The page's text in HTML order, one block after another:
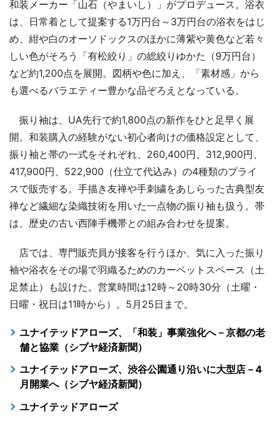
和装メーカー「山石（やまいし）」がプロデュース。浴衣
は、日常着として提案する1万円台～3万円台の浴衣をはじ
め、紺や白のオーソドックスのほかに薄紫や黄色など若々
しい色がそろう「有松絞り」の総絞りゆかた（9万円台）
など約1,200点を展開。図柄や色に加え、「素材感」から
も選べるバラエティー豊かな品ぞろえとなっている。
振り袖は、UA先行で約1,800点の新作をひと足早く展
開。和装購入の経験がない初心者向けの価格設定として、
振り袖と帯の一式をそれぞれ、260,400円、312,900円、
417,900円、522,900（仕立て代込み）の4種類のプライ
スで販売する。手描き友禅や手刺繍をあしらった古典型友
禅など繊細な染織技術を用いた一点物の振り袖も扱う。帯
は、歴史の古い西陣手機帯との組み合わせを提案。
店では、専門販売員が接客を行うほか、気に入った振り
袖や浴衣をその場で羽織るためのカーペットスペース（土
足禁止）も設けた。営業時間は12時～20時30分（土曜・
日曜・祝日は11時から）。5月25日まで。
ユナイテッドアローズ、「和装」事業強化へ－京都の老
舗と協業（シブヤ経済新聞）
ユナイテッドアローズ、渋谷公園通り沿いに大型店－4
月開業へ（シブヤ経済新聞）
ユナイテッドアローズ